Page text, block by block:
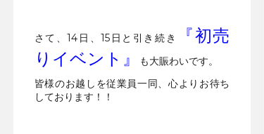
さて、14日、15日と引き続き
『初売
りイベント』
も大賑わいです。
皆様のお越しを従業員一同、心よりお待ち
しております！！